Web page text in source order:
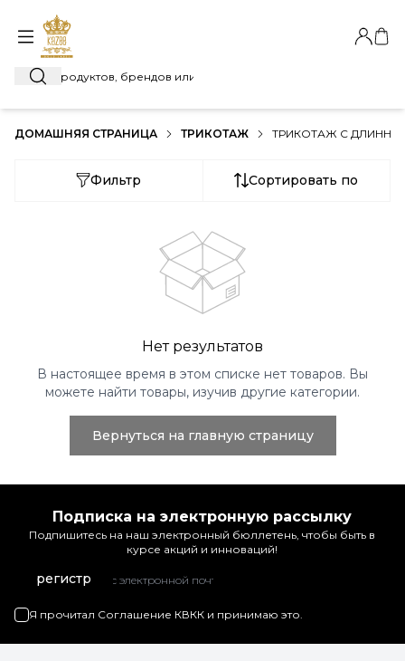
Поиск
Моя
ДОМАШНЯЯ СТРАНИЦА ТРИКОТАЖ ТРИКОТАЖ С
Фильтр Сортировать по
Нет результатов
В настоящее время в этом списке нет товаров. Вы
можете найти товары, изучив другие категории.
Вернуться на главную страницу
Подписка на электронную рассылку
Подпишитесь на наш электронный бюллетень, чтобы быть в
курсе акций и инноваций!
регистр
Я прочитал Соглашение КВКК и принимаю это.